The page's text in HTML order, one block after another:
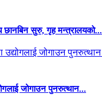
छानबिन सुरु, गृह मन्त्रालयको...
जोगाउन पुनरुत्थान...